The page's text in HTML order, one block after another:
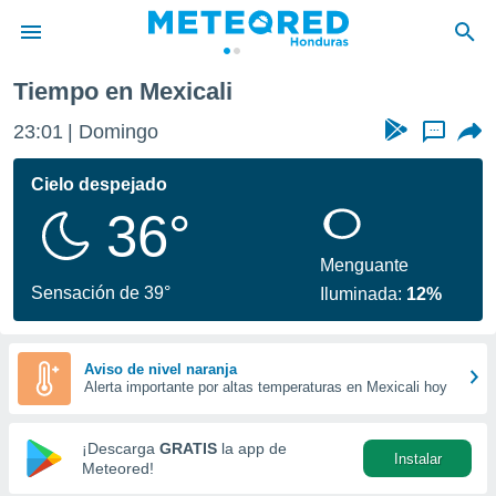
de
ha sido
calidad.
a este
las
y
forma
digital
basada
Tiempo en Mexicali
23:01 Domingo ...
Cielo despejado
36°
Sensación de 39°
Menguante
Iluminada: 12%
Aviso de nivel naranja
Alerta importante por altas temperaturas en Mexicali hoy
¡Descarga GRATIS la app de
Meteored!
Instalar